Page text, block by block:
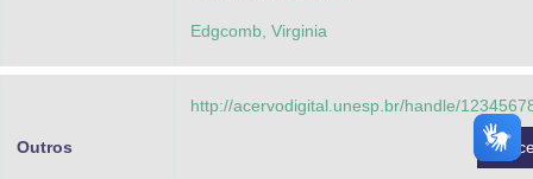
Edgcomb, Virginia
Outros
http://acervodigital.unesp.br/handle/